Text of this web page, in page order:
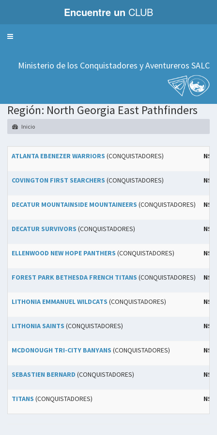
Encuentre un CLUB
Servicios
Ministerio de los Conquistadores y Aventureros SALC
Región: North Georgia East Pathfinders
Inicio
ATLANTA EBENEZER WARRIORS (CONQUISTADORES)
COVINGTON FIRST SEARCHERS (CONQUISTADORES)
DECATUR MOUNTAINSIDE MOUNTAINEERS (CONQUISTADORES)
DECATUR SURVIVORS (CONQUISTADORES)
ELLENWOOD NEW HOPE PANTHERS (CONQUISTADORES)
FOREST PARK BETHESDA FRENCH TITANS (CONQUISTADORES)
LITHONIA EMMANUEL WILDCATS (CONQUISTADORES)
LITHONIA SAINTS (CONQUISTADORES)
MCDONOUGH TRI-CITY BANYANS (CONQUISTADORES)
SEBASTIEN BERNARD (CONQUISTADORES)
TITANS (CONQUISTADORES)